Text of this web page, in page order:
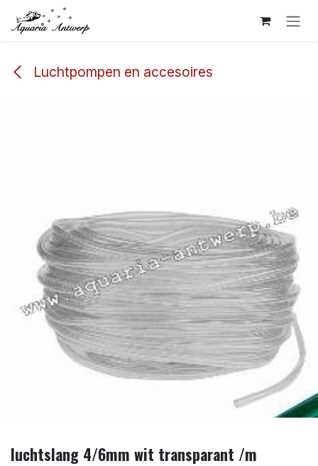
Overslaan naar inhoud
Luchtpompen en accesoires
luchtslang 4/6mm wit transparant /m